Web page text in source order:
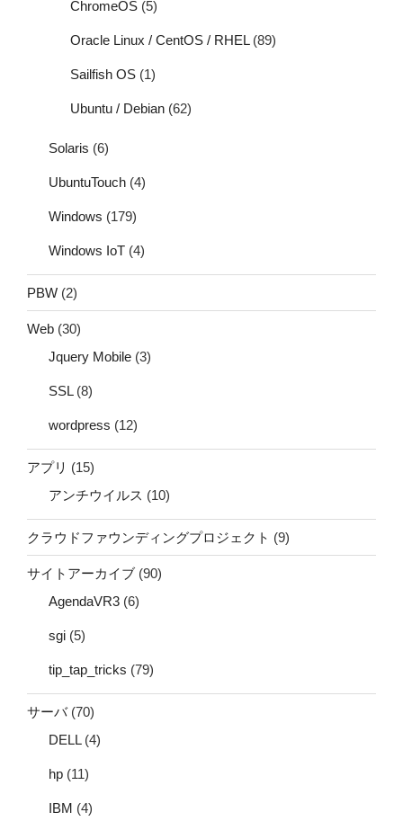
ChromeOS (5)
Oracle Linux / CentOS / RHEL(89)
Sailfish OS (1)
Ubuntu / Debian (62)
Solaris (6)
UbuntuTouch (4)
Windows (179)
Windows IoT (4)
PBW (2)
Web (30)
Jquery Mobile (3)
SSL(8)
wordpress (12)
アプリ (15)
アンチウイルス (10)
クラウドファウンディングプロジェクト (9)
サイトアーカイブ (90)
AgendaVR3 (6)
sgi (5)
tip_tap_tricks (79)
サーバ(70)
DELL(4)
hp (11)
IBM (4)